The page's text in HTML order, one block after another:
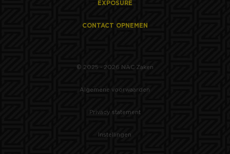
EXPOSURE
CONTACT OPNEMEN
© 2025 - 2026 NAC Zaken
Algemene voorwaarden
Privacy statement
Instellingen